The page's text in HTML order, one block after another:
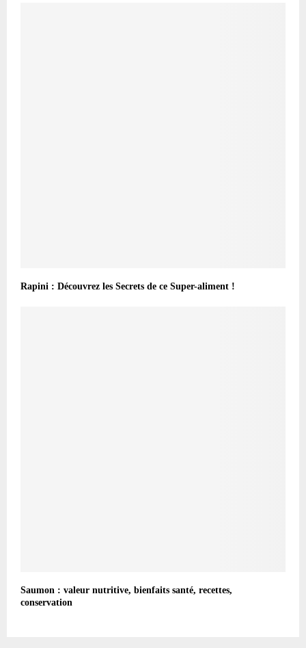
Rapini : Découvrez les Secrets de ce Super-aliment !
Saumon : valeur nutritive, bienfaits santé, recettes,
conservation